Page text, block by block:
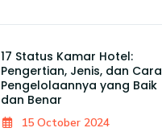
17 Status Kamar Hotel:
Pengertian, Jenis, dan Cara
Pengelolaannya yang Baik
dan Benar
15 October 2024